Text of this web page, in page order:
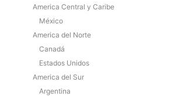
America Central y Caribe
México
America del Norte
Canadá
Estados Unidos
America del Sur
Argentina